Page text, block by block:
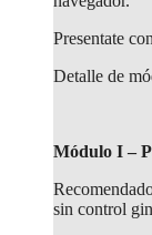
Presentate
Detalle de
Módulo I –
sin control